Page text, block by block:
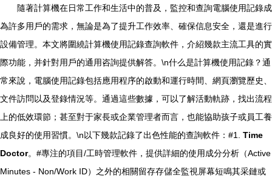
隨著計算機在日常工作和生活中的普及，監控和查詢電腦使用記錄成
為許多用戶的需求，無論是為了提升工作效率、確保信息安全，還是進行
設備管理。本文將圍繞計算機使用記錄查詢軟件，介紹幾款主流工具的實
際功能，并針對用戶的通用咨詢提供解答。\n什么是計算機使用記錄？通
常來說，電腦使用記錄包括應用程序的啟動和運行時間、網頁瀏覽歷史、
文件訪問以及登錄情況等。通過這些數據，可以了解活動軌跡，找出流程
上的低效環節；甚至對于家長或企業管理者而言，也能協助孩子或員工養
成良好的使用習慣。\n以下幾款記錄了出色性能的查詢軟件：#1. Time
Doctor。#專注的項目/工時管理軟件，提供詳細的使用成分分析（Active
Minutes - Non/Work ID）之外的相關留存存儲全監視屏幕短鳴其采鏈或